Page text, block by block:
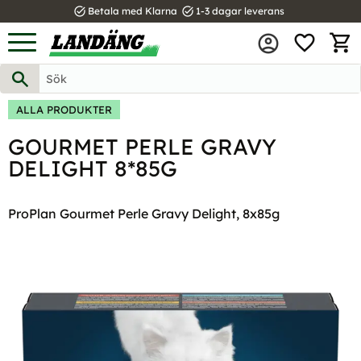
Meny
task_alt Betala med Klarna task_alt 1-3 dagar leverans
ALLA PRODUKTER
GOURMET PERLE GRAVY
DELIGHT 8*85G
ProPlan Gourmet Perle Gravy Delight, 8x85g